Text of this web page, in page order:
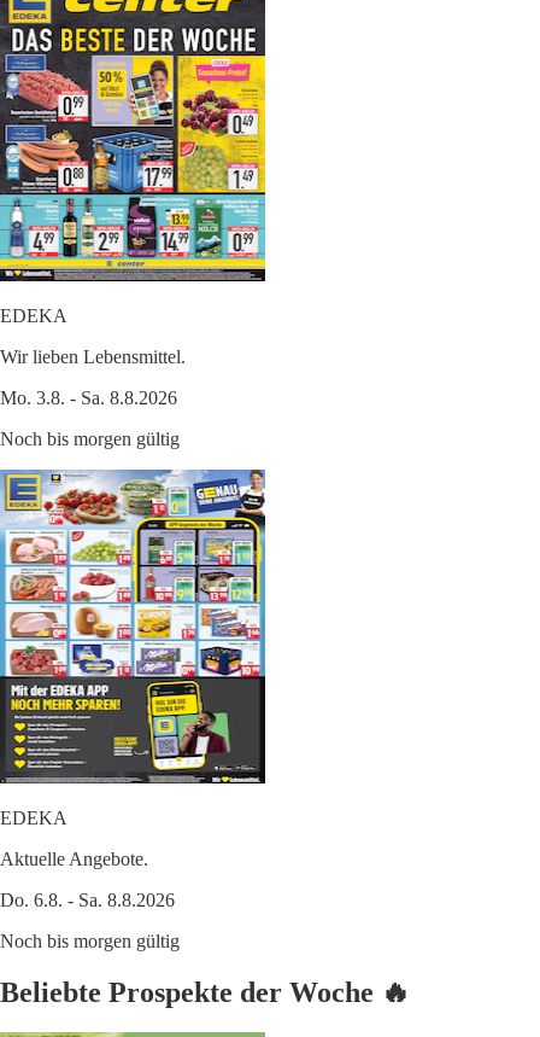
EDEKA
Wir lieben Lebensmittel.
Mo. 3.8. - Sa. 8.8.2026
Noch bis morgen gültig
EDEKA
Aktuelle Angebote.
Do. 6.8. - Sa. 8.8.2026
Noch bis morgen gültig
Beliebte Prospekte der Woche 🔥